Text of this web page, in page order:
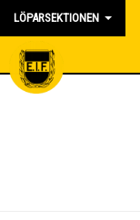
LÖPARSEKTIONEN
HEM